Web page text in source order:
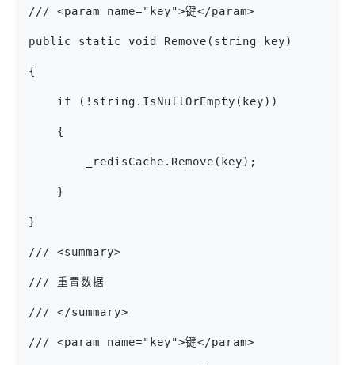
/// <param name="key">键</param>
public static void Remove(string key)
{
    if (!string.IsNullOrEmpty(key))
    {
        _redisCache.Remove(key);
    }
}
/// <summary>
/// 重置数据
/// </summary>
/// <param name="key">键</param>